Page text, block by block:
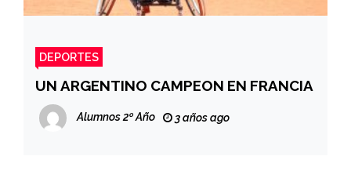
DEPORTES
UN ARGENTINO CAMPEON EN FRANCIA
Alumnos 2º Año 3 años ago